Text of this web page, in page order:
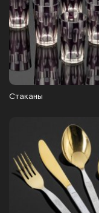
Стаканы